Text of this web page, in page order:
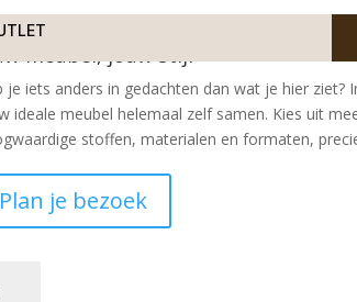
meubel, jouw stijl
je iets anders in gedachten dan wat je hier ziet?
ideale meubel helemaal zelf samen. Kies uit
stoffen, materialen en formaten,
Plan je bezoek